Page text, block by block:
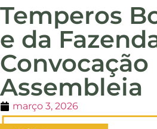
Temperos
e da
Convocação
Assembleia
março 3, 2026